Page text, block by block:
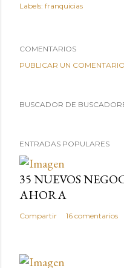
Labels: franquicias
COMENTARIOS
PUBLICAR UN COMENTARIO
BUSCADOR DE
ENTRADAS POPULARES
35 NUEVOS
AHORA
Compartir 16 comentarios